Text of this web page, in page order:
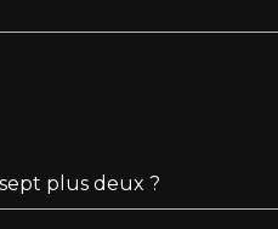
plus deux ?